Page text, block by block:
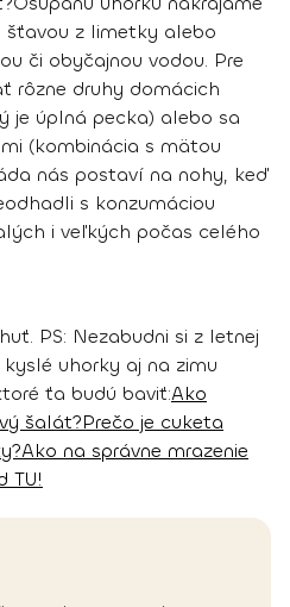
šťavou z limetky alebo
či obyčajnou vodou. Pre
rôzne druhy domácich
je úplná pecka) alebo sa
(kombinácia s mätou
nás postaví na nohy, keď
s konzumáciou
i veľkých počas celého
PS: Nezabudni si z letnej
uhorky aj na zimu
ťa budú baviť:Ako
šalát?Prečo je cuketa
Ako na správne mrazenie
TU!